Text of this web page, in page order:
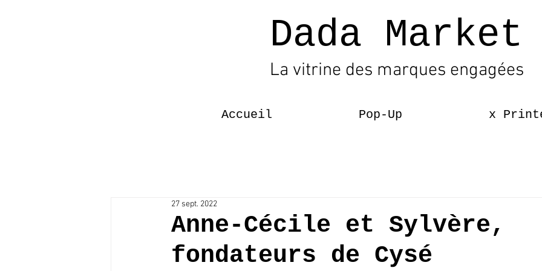
Dada Market
La vitrine des marques engagées
Accueil Pop-Up x
Anne-Cécile et Sylvère,
fondateurs de Cysé
27 sept. 2022